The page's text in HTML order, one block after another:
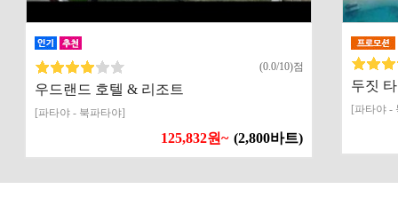
(0.0/10)점
우드랜드 호텔 & 리조트
[파타야 - 북파타야]
125,832원~ (2,800바트)
두짓
[파타야 -